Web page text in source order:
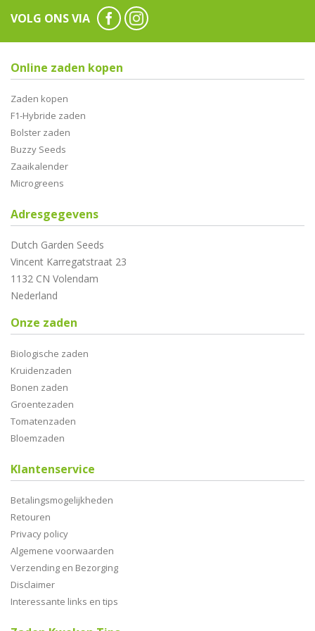
VOLG ONS VIA
Online zaden kopen
Zaden kopen
F1-Hybride zaden
Bolster zaden
Buzzy Seeds
Zaaikalender
Microgreens
Adresgegevens
Dutch Garden Seeds
Vincent Karregatstraat 23
1132 CN Volendam
Nederland
Onze zaden
Biologische zaden
Kruidenzaden
Bonen zaden
Groentezaden
Tomatenzaden
Bloemzaden
Klantenservice
Betalingsmogelijkheden
Retouren
Privacy policy
Algemene voorwaarden
Verzending en Bezorging
Disclaimer
Interessante links en tips